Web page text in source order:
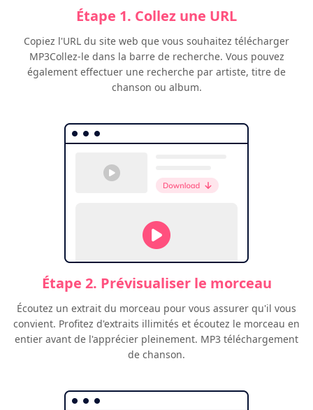
Étape 1. Collez une URL
Copiez l'URL du site web que vous souhaitez télécharger
MP3Collez-le dans la barre de recherche. Vous pouvez
également effectuer une recherche par artiste, titre de
chanson ou album.
Étape 2. Prévisualiser le morceau
Écoutez un extrait du morceau pour vous assurer qu'il vous
convient. Profitez d'extraits illimités et écoutez le morceau en
entier avant de l'apprécier pleinement. MP3 téléchargement
de chanson.